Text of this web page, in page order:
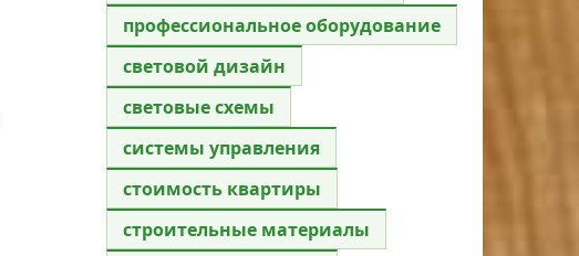
профессиональное оборудование
световой дизайн
световые схемы
системы управления
стоимость квартиры
строительные материалы